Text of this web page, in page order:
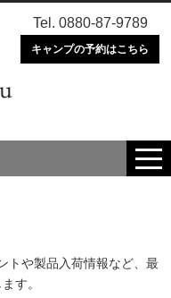
Tel. 0880-87-9789
キャンプの予約はこちら
トや製品入荷情報など、最
す。